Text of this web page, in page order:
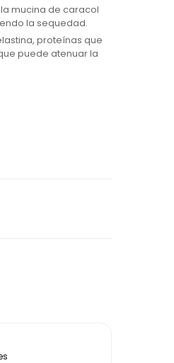
mucina de caracol
la sequedad.
proteínas que
puede atenuar la